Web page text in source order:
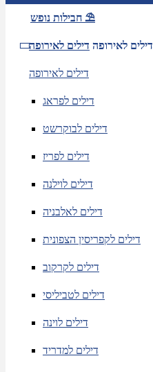
חבילות נופש ⛱
דילים לאירופה דילים לאירופה
דילים לאירופה
דילים לפראג
דילים לבוקרשט
דילים לפריז
דילים לוילנה
דילים לאלבניה
דילים לקפריסין הצפונית
דילים לקרקוב
דילים לטביליסי
דילים לוינה
דילים למדריד